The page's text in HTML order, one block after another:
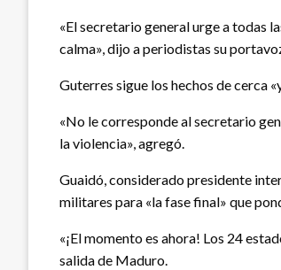
«El secretario general urge a todas
calma», dijo a periodistas su
Guterres sigue los hechos de cerca
«No le corresponde al secretario
la violencia», agregó.
Guaidó, considerado presidente
militares para «la fase final» que
«¡El momento es ahora! Los 24
salida de Maduro.